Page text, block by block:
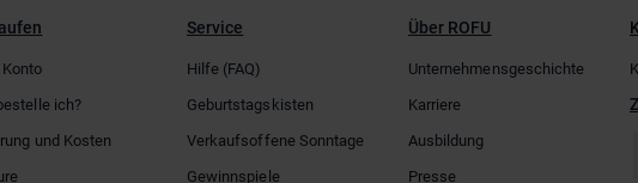
ich?
und Kosten
Service
Hilfe (FAQ)
Geburtstagskisten
Verkaufsoffene Sonntage
Gewinnspiele
Über ROFU
Unternehmensgeschichte
Karriere
Ausbildung
Presse